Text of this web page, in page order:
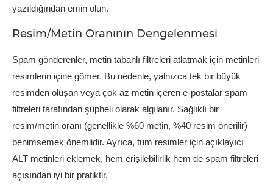
yazıldığından emin olun.
Resim/Metin Oranının Dengelenmesi
Spam gönderenler, metin tabanlı filtreleri atlatmak için metinleri
resimlerin içine gömer. Bu nedenle, yalnızca tek bir büyük
resimden oluşan veya çok az metin içeren e-postalar spam
filtreleri tarafından şüpheli olarak algılanır. Sağlıklı bir
resim/metin oranı (genellikle %60 metin, %40 resim önerilir)
benimsemek önemlidir. Ayrıca, tüm resimler için açıklayıcı
ALT metinleri eklemek, hem erişilebilirlik hem de spam filtreleri
açısından iyi bir pratiktir.